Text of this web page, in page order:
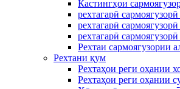
Кастингҳои
рехтагарӣ
рехтагарӣ
рехтагарӣ
Рехтаи сармоягузории
Рехтани қум
Рехтаҳои реги оҳании
Рехтаҳои реги оҳании